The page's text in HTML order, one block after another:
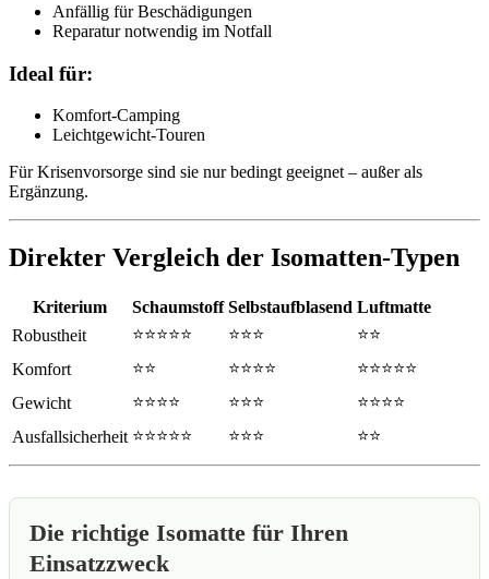
Anfällig für Beschädigungen
Reparatur notwendig im Notfall
Ideal für:
Komfort-Camping
Leichtgewicht-Touren
Für Krisenvorsorge sind sie nur bedingt geeignet – außer als
Ergänzung.
Direkter Vergleich der Isomatten-Typen
Kriterium Schaumstoff Selbstaufblasend Luftmatte
Robustheit
⭐⭐⭐⭐⭐ ⭐⭐⭐
⭐⭐
Komfort
⭐⭐ ⭐⭐⭐⭐
⭐⭐⭐⭐⭐
Gewicht
⭐⭐⭐⭐ ⭐⭐⭐
⭐⭐⭐⭐
Ausfallsicherheit ⭐⭐⭐⭐⭐ ⭐⭐⭐ ⭐⭐
Die richtige Isomatte für Ihren
Einsatzzweck